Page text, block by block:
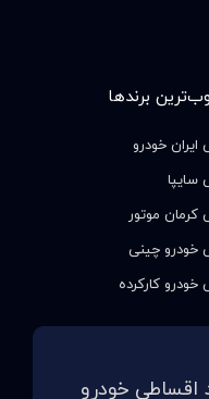
برندها
خودرو
سایپا
موتور
خودرو چینی
کارکرده
اقساطی خودرو